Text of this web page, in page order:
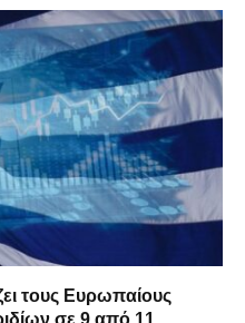
τους Ευρωπαίους
σε 9 από 11